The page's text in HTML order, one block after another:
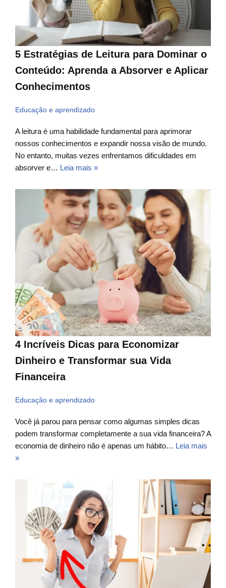
5 Estratégias de Leitura para Dominar o
Conteúdo: Aprenda a Absorver e Aplicar
Conhecimentos
Educação e aprendizado
A leitura é uma habilidade fundamental para aprimorar
nossos conhecimentos e expandir nossa visão de mundo.
No entanto, muitas vezes enfrentamos dificuldades em
absorver e… Leia mais »
4 Incríveis Dicas para Economizar
Dinheiro e Transformar sua Vida
Financeira
Educação e aprendizado
Você já parou para pensar como algumas simples dicas
podem transformar completamente a sua vida financeira? A
economia de dinheiro não é apenas um hábito… Leia mais
»